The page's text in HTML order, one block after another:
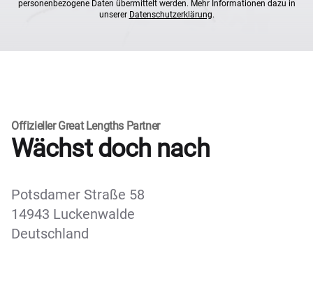
personenbezogene Daten übermittelt werden. Mehr Informationen dazu in
unserer Datenschutzerklärung.
Offizieller Great Lengths Partner
Wächst doch nach
Potsdamer Straße 58
14943 Luckenwalde
Deutschland